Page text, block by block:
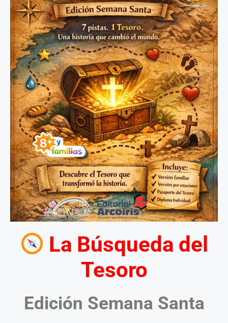
La Búsqueda del
Tesoro
Edición Semana Santa